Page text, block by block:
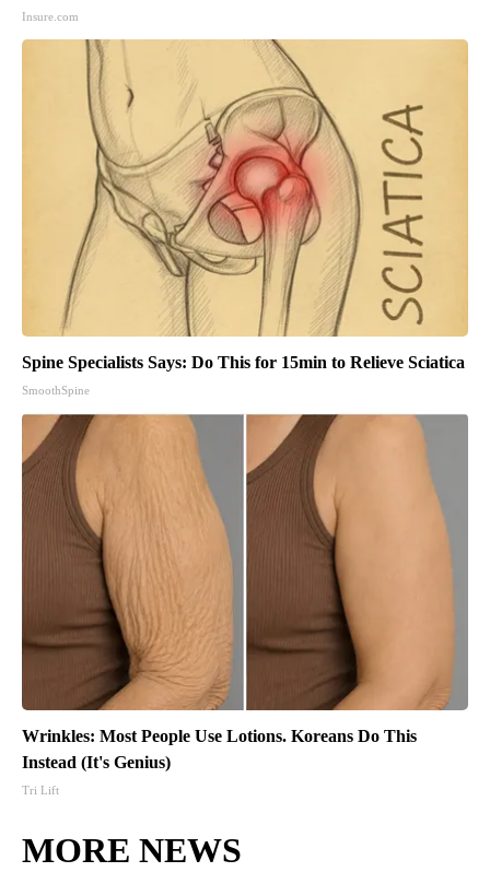
Insure.com
Spine Specialists Says: Do This for 15min to Relieve Sciatica
SmoothSpine
Wrinkles: Most People Use Lotions. Koreans Do This
Instead (It's Genius)
Tri Lift
MORE NEWS